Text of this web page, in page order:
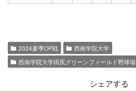
2024夏季OP戦
西南学院大学
西南学院大学田尻グリーンフィールド野球場
シェアする